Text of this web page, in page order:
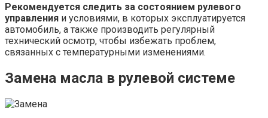
Рекомендуется следить за состоянием рулевого
управления и условиями, в которых эксплуатируется
автомобиль, а также производить регулярный
технический осмотр, чтобы избежать проблем,
связанных с температурными изменениями.
Замена масла в рулевой системе